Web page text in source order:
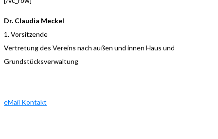
Dr. Claudia Meckel
1. Vorsitzende
Vertretung des Vereins nach außen und innen Haus und
Grundstücksverwaltung
eMail Kontakt